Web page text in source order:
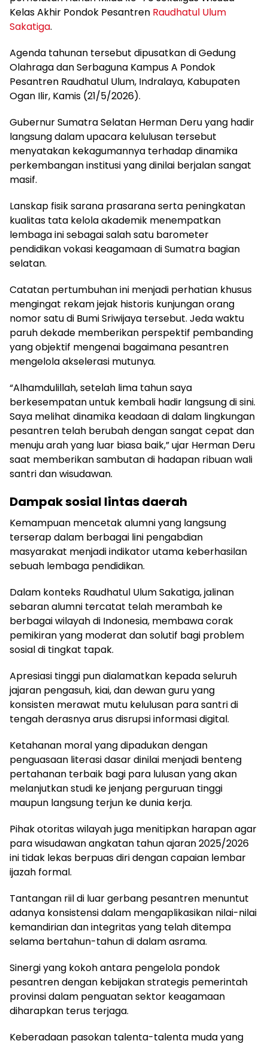
Kelas Akhir Pondok Pesantren Raudhatul Ulum
Sakatiga.
Agenda tahunan tersebut dipusatkan di Gedung
Olahraga dan Serbaguna Kampus A Pondok
Pesantren Raudhatul Ulum, Indralaya, Kabupaten
Ogan Ilir, Kamis (21/5/2026).
Gubernur Sumatra Selatan Herman Deru yang hadir
langsung dalam upacara kelulusan tersebut
menyatakan kekagumannya terhadap dinamika
perkembangan institusi yang dinilai berjalan sangat
masif.
Lanskap fisik sarana prasarana serta peningkatan
kualitas tata kelola akademik menempatkan
lembaga ini sebagai salah satu barometer
pendidikan vokasi keagamaan di Sumatra bagian
selatan.
Catatan pertumbuhan ini menjadi perhatian khusus
mengingat rekam jejak historis kunjungan orang
nomor satu di Bumi Sriwijaya tersebut. Jeda waktu
paruh dekade memberikan perspektif pembanding
yang objektif mengenai bagaimana pesantren
mengelola akselerasi mutunya.
“Alhamdulillah, setelah lima tahun saya
berkesempatan untuk kembali hadir langsung di sini.
Saya melihat dinamika keadaan di dalam lingkungan
pesantren telah berubah dengan sangat cepat dan
menuju arah yang luar biasa baik,” ujar Herman Deru
saat memberikan sambutan di hadapan ribuan wali
santri dan wisudawan.
Dampak sosial lintas daerah
Kemampuan mencetak alumni yang langsung
terserap dalam berbagai lini pengabdian
masyarakat menjadi indikator utama keberhasilan
sebuah lembaga pendidikan.
Dalam konteks Raudhatul Ulum Sakatiga, jalinan
sebaran alumni tercatat telah merambah ke
berbagai wilayah di Indonesia, membawa corak
pemikiran yang moderat dan solutif bagi problem
sosial di tingkat tapak.
Apresiasi tinggi pun dialamatkan kepada seluruh
jajaran pengasuh, kiai, dan dewan guru yang
konsisten merawat mutu kelulusan para santri di
tengah derasnya arus disrupsi informasi digital.
Ketahanan moral yang dipadukan dengan
penguasaan literasi dasar dinilai menjadi benteng
pertahanan terbaik bagi para lulusan yang akan
melanjutkan studi ke jenjang perguruan tinggi
maupun langsung terjun ke dunia kerja.
Pihak otoritas wilayah juga menitipkan harapan agar
para wisudawan angkatan tahun ajaran 2025/2026
ini tidak lekas berpuas diri dengan capaian lembar
ijazah formal.
Tantangan riil di luar gerbang pesantren menuntut
adanya konsistensi dalam mengaplikasikan nilai-nilai
kemandirian dan integritas yang telah ditempa
selama bertahun-tahun di dalam asrama.
Sinergi yang kokoh antara pengelola pondok
pesantren dengan kebijakan strategis pemerintah
provinsi dalam penguatan sektor keagamaan
diharapkan terus terjaga.
Keberadaan pasokan talenta-talenta muda yang